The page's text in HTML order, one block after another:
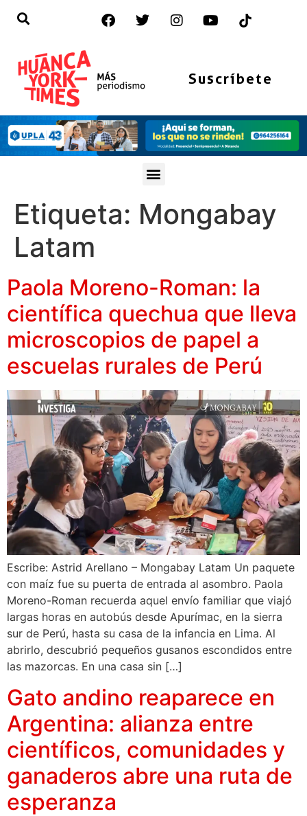
Suscríbete
Etiqueta: Mongabay
Latam
Paola Moreno-Roman: la
científica quechua que lleva
microscopios de papel a
escuelas rurales de Perú
Escribe: Astrid Arellano – Mongabay Latam Un paquete
con maíz fue su puerta de entrada al asombro. Paola
Moreno-Roman recuerda aquel envío familiar que viajó
largas horas en autobús desde Apurímac, en la sierra
sur de Perú, hasta su casa de la infancia en Lima. Al
abrirlo, descubrió pequeños gusanos escondidos entre
las mazorcas. En una casa sin […]
Gato andino reaparece en
Argentina: alianza entre
científicos, comunidades y
ganaderos abre una ruta de
esperanza